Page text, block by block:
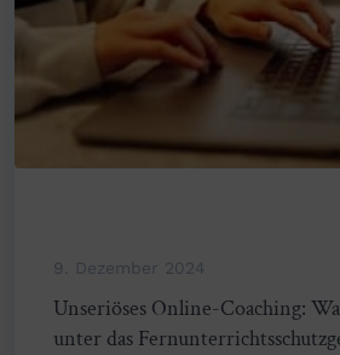
9. Dezember 2024
Unseriöses Online-Coaching:
unter das